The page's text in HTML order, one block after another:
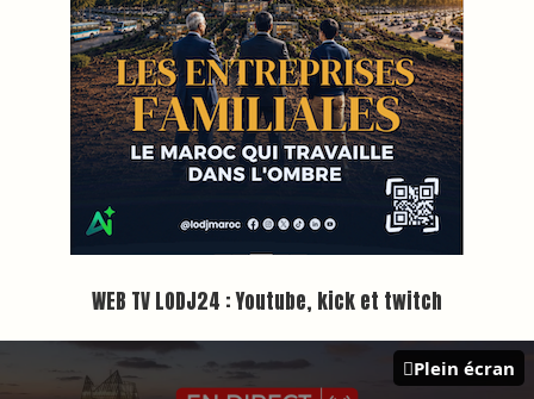
Inscription à la newsletter
Plus d'informations sur cette page :